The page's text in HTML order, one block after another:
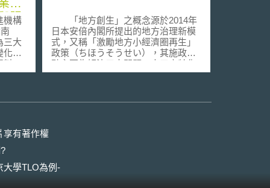
理
服
機構
三大
化；
、
指南
設
資料
料累
段，
例而
「地方創生」之概念源於2014年
日本安倍內閣所提出的地方治理新模
式，又稱「激勵地方小經濟圈再生」
政策（ちほうそうせい），其施政重
點主要為解決三大問題：人口高齡化
和負成長造成的勞動力人口的減少、
發展持續落實、檢討、修正相關政
策。政策原則為自立性、未來性、區
享有著作權
大學TLO為例-